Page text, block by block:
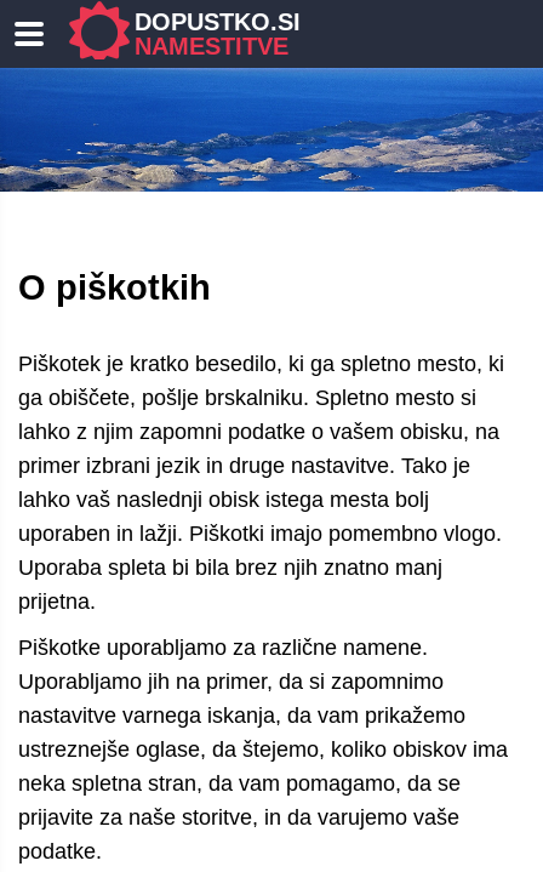
DOPUSTKO.SI
NAMESTITVE
O piškotkih
Piškotek je kratko besedilo, ki ga spletno mesto, ki
ga obiščete, pošlje brskalniku. Spletno mesto si
lahko z njim zapomni podatke o vašem obisku, na
primer izbrani jezik in druge nastavitve. Tako je
lahko vaš naslednji obisk istega mesta bolj
uporaben in lažji. Piškotki imajo pomembno vlogo.
Uporaba spleta bi bila brez njih znatno manj
prijetna.
Piškotke uporabljamo za različne namene.
Uporabljamo jih na primer, da si zapomnimo
nastavitve varnega iskanja, da vam prikažemo
ustreznejše oglase, da štejemo, koliko obiskov ima
neka spletna stran, da vam pomagamo, da se
prijavite za naše storitve, in da varujemo vaše
podatke.